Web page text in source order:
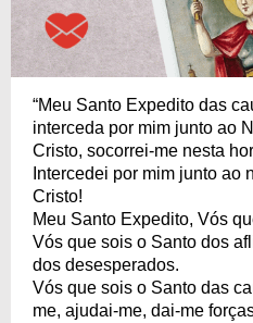
“Meu Santo Expedito das
interceda por mim junto ao
Cristo, socorrei-me nesta
Intercedei por mim junto ao
Cristo!
Meu Santo Expedito, Vós
Vós que sois o Santo dos
dos desesperados.
Vós que sois o Santo das
me, ajudai-me, dai-me